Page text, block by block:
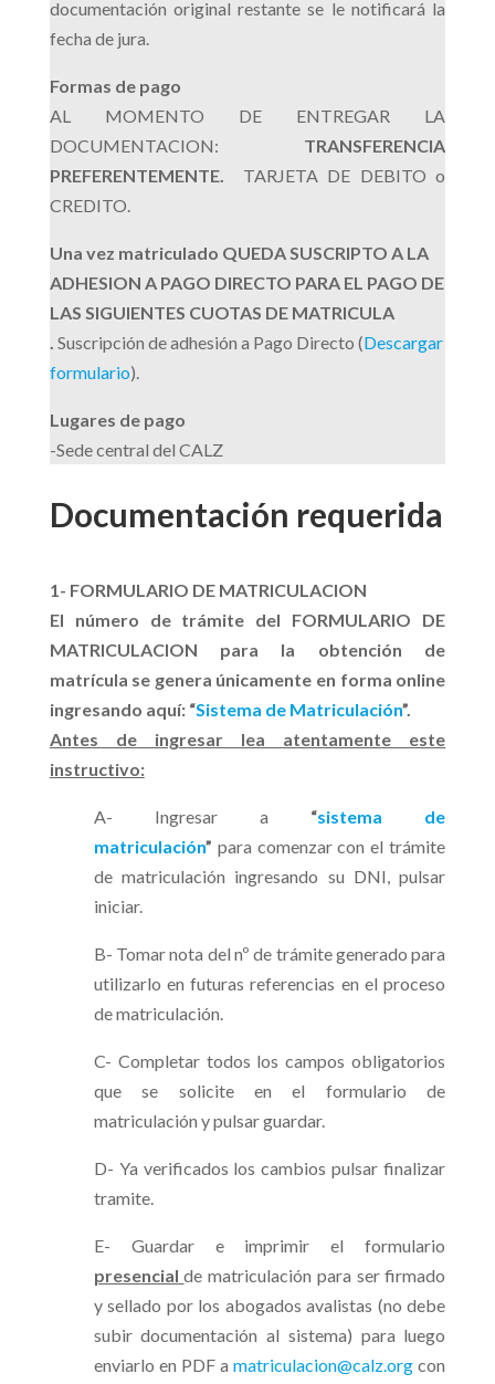
documentación original restante se le notificará la
fecha de jura.
Formas de pago
AL MOMENTO DE ENTREGAR LA
DOCUMENTACION: TRANSFERENCIA
PREFERENTEMENTE. TARJETA DE DEBITO o
CREDITO.
Una vez matriculado QUEDA SUSCRIPTO A LA
ADHESION A PAGO DIRECTO PARA EL PAGO DE
LAS SIGUIENTES CUOTAS DE MATRICULA
. Suscripción de adhesión a Pago Directo (Descargar
formulario).
Lugares de pago
-Sede central del CALZ
Documentación requerida
1- FORMULARIO DE MATRICULACION
El número de trámite del FORMULARIO DE
MATRICULACION para la obtención de
matrícula se genera únicamente en forma online
ingresando aquí: “Sistema de Matriculación”.
Antes de ingresar lea atentamente este
instructivo:
A- Ingresar a “sistema de
matriculación” para comenzar con el trámite
de matriculación ingresando su DNI, pulsar
iniciar.
B- Tomar nota del nº de trámite generado para
utilizarlo en futuras referencias en el proceso
de matriculación.
C- Completar todos los campos obligatorios
que se solicite en el formulario de
matriculación y pulsar guardar.
D- Ya verificados los cambios pulsar finalizar
tramite.
E- Guardar e imprimir el formulario
presencial de matriculación para ser firmado
y sellado por los abogados avalistas (no debe
subir documentación al sistema) para luego
enviarlo en PDF amatriculacion@calz.org con